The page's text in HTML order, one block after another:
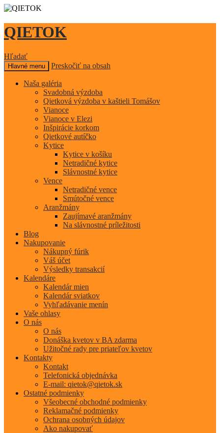
QIETOK
Hľadať
Hlavné menu Preskočiť na obsah
Naša galéria
Svadobná výzdoba
Qietková výzdoba v kaštieli Tomášov
Vianoce
Vianoce v Elezi
Inšpirácie korkom
Qietkové autíčko
Kytice
Kytice v košíku
Netradičné kytice
Slávnostné kytice
Vence
Netradičné vence
Smútočné vence
Aranžmány
Zaujímavé aranžmány
Na slávnostné príležitosti
Blog
Nakupovanie
Nákupný fúrik
Váš účet
Výsledky transakcií
Kalendáre
Kalendár mien
Kalendár sviatkov
Vyhľadávanie menín
Vaše ohlasy
O nás
O nás
Donáška kvetov v BA zdarma
Užitočné rady pre priateľov kvetov
Kontakty
Kontakt
Telefonická objednávka
E-mail: qietok@qietok.sk
Ostatné podmienky
Všeobecné obchodné podmienky
Reklamačné podmienky
Ochrana osobných údajov
Ako nakupovať